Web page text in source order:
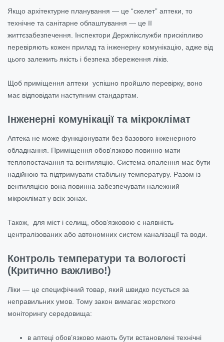
Якщо архітектурне планування — це “скелет” аптеки, то
технічне та санітарне облаштування — це її
життєзабезпечення. Інспектори Держлікслужби прискіпливо
перевіряють кожен прилад та інженерну комунікацію, адже від
цього залежить якість і безпека збереження ліків.
Щоб приміщення аптеки успішно пройшло перевірку, воно
має відповідати наступним стандартам.
Інженерні комунікації та мікроклімат
Аптека не може функціонувати без базового інженерного
обладнання. Приміщення обов'язково повинно мати
теплопостачання та вентиляцію. Система опалення має бути
надійною та підтримувати стабільну температуру. Разом із
вентиляцією вона повинна забезпечувати належний
мікроклімат у всіх зонах.
Також, для міст і селищ, обов’язковою є наявність
централізованих або автономних систем каналізації та води.
Контроль температури та вологості
(Критично важливо!)
Ліки — це специфічний товар, який швидко псується за
неправильних умов. Тому закон вимагає жорсткого
моніторингу середовища:
в аптеці обов’язково мають бути встановлені технічні